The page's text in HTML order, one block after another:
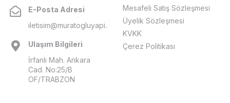
E-Posta Adresi
iletisim@muratogluyapi.com
Ulaşım Bilgileri
İrfanlı Mah. Ankara
Cad. No:25/B
OF/TRABZON
Mesafeli Satış Sözleşmesi
Üyelik Sözleşmesi
KVKK
Çerez Politikası